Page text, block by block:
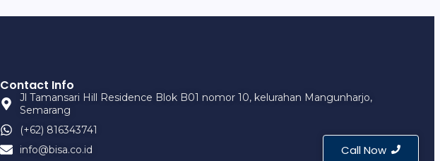
Contact Info
Jl Tamansari Hill Residence Blok B01 nomor 10, kelurahan Mangunharjo,
Semarang
(+62) 816343741
info@bisa.co.id
Call Now